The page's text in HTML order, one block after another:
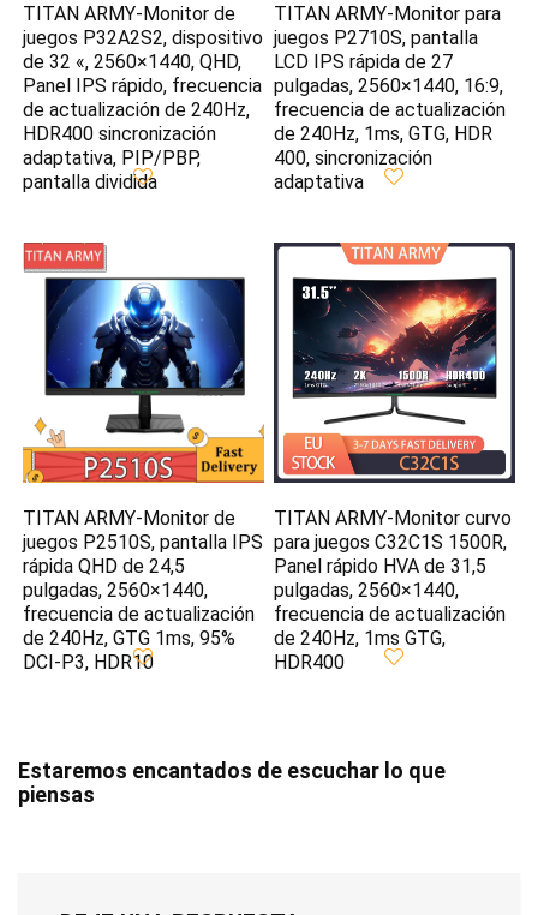
TITAN ARMY-Monitor de
juegos P32A2S2, dispositivo
de 32 «, 2560×1440, QHD,
Panel IPS rápido, frecuencia
de actualización de 240Hz,
HDR400 sincronización
adaptativa, PIP/PBP,
pantalla dividida
TITAN ARMY-Monitor para
juegos P2710S, pantalla
LCD IPS rápida de 27
pulgadas, 2560×1440, 16:9,
frecuencia de actualización
de 240Hz, 1ms, GTG, HDR
400, sincronización
adaptativa
TITAN ARMY-Monitor de
juegos P2510S, pantalla IPS
rápida QHD de 24,5
pulgadas, 2560×1440,
frecuencia de actualización
de 240Hz, GTG 1ms, 95%
DCI-P3, HDR10
TITAN ARMY-Monitor curvo
para juegos C32C1S 1500R,
Panel rápido HVA de 31,5
pulgadas, 2560×1440,
frecuencia de actualización
de 240Hz, 1ms GTG,
HDR400
Estaremos encantados de escuchar lo que
piensas